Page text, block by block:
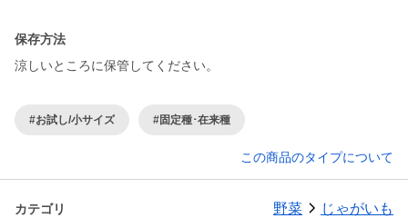
保存方法
涼しいところに保管してください。
#お試し/小サイズ #固定種･在来種
この商品のタイプについて
カテゴリ 野菜 じゃがいも